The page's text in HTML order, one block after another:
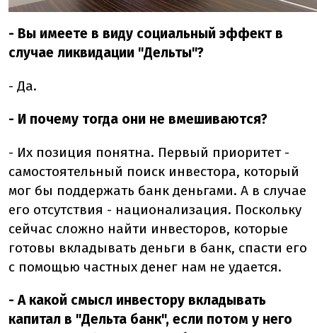
- Вы имеете в виду социальный эффект в
случае ликвидации "Дельты"?
- Да.
- И почему тогда они не вмешиваются?
- Их позиция понятна. Первый приоритет -
самостоятельный поиск инвестора, который
мог бы поддержать банк деньгами. А в случае
его отсутствия - национализация. Поскольку
сейчас сложно найти инвесторов, которые
готовы вкладывать деньги в банк, спасти его
с помощью частных денег нам не удается.
- А какой смысл инвестору вкладывать
капитал в "Дельта банк", если потом у него